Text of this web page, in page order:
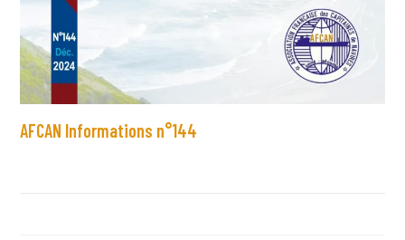
AFCAN Informations n°144